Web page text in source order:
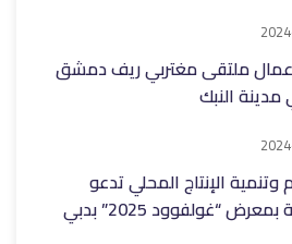
ملتقى مغتربي ريف دمشق
مدينة النبك
الإنتاج المحلي تدعو
“غولفوود 2025” بدبي